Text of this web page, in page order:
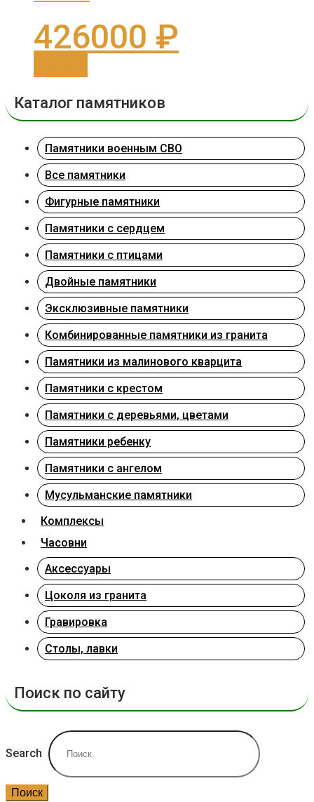
426000 ₽
Каталог памятников
Памятники военным СВО
Все памятники
Фигурные памятники
Памятники с сердцем
Памятники с птицами
Двойные памятники
Эксклюзивные памятники
Комбинированные памятники из гранита
Памятники из малинового кварцита
Памятники с крестом
Памятники с деревьями, цветами
Памятники ребенку
Памятники с ангелом
Мусульманские памятники
Комплексы
Часовни
Аксессуары
Цоколя из гранита
Гравировка
Столы, лавки
Поиск по сайту
Search
Поиск